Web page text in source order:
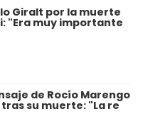
Giralt por la muerte
"Era muy importante
de Rocío Marengo
tras su muerte: "La re